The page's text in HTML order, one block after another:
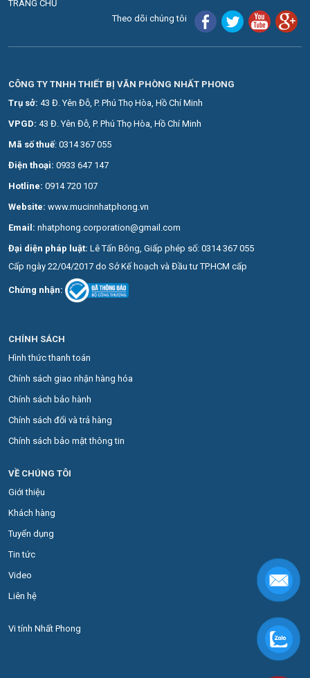
TRANG CHỦ
Theo dõi chúng tôi
CÔNG TY TNHH THIẾT BỊ VĂN PHÒNG NHẤT PHONG
Trụ sở: 43 Đ. Yên Đỗ, P. Phú Thọ Hòa, Hồ Chí Minh
VPGD: 43 Đ. Yên Đỗ, P. Phú Thọ Hòa, Hồ Chí Minh
Mã số thuế: 0314 367 055
Điện thoại: 0933 647 147
Hotline: 0914 720 107
Website: www.mucinnhatphong.vn
Email: nhatphong.corporation@gmail.com
Đại diện pháp luật: Lê Tấn Bông, Giấp phép số: 0314 367 055
Cấp ngày 22/04/2017 do Sở Kế hoạch và Đầu tư TP.HCM cấp
Chứng nhận:
CHÍNH SÁCH
Hình thức thanh toán
Chính sách giao nhận hàng hóa
Chính sách bảo hành
Chính sách đổi và trả hàng
Chính sách bảo mật thông tin
VỀ CHÚNG TÔI
Giới thiệu
Khách hàng
Tuyển dụng
Tin tức
Video
Liên hệ
Vi tính Nhất Phong